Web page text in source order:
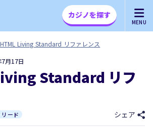
MENU
カジノを探す
Living Standard リファレンス
月17日
Standard リフ
ード シェア